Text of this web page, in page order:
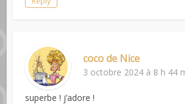
coco de Nice
3 octobre 2024 à 8 h 44
superbe ! j’adore !